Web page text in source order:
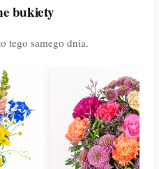
bukiety
tego samego dnia.